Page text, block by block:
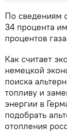
По сведениям
34 процента
процентов
Как считает
немецкой
поиска
топливу и
энергии в
подобрать
отопления